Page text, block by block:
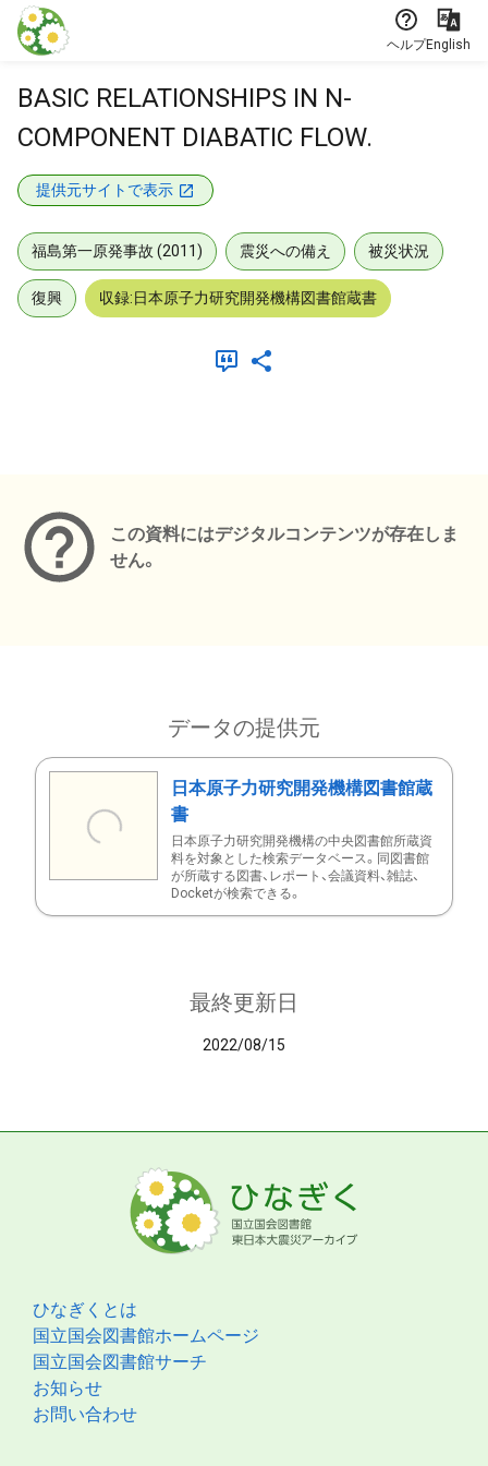
本文に飛ぶ
ヘルプEnglish
BASIC RELATIONSHIPS IN N-
COMPONENT DIABATIC FLOW.
提供元サイトで表示
福島第一原発事故 (2011) 震災への備え 被災状況
復興 収録:日本原子力研究開発機構図書館蔵書
この資料にはデジタルコンテンツが存在しま
せん。
データの提供元
日本原子力研究開発機構図書館蔵
書
日本原子力研究開発機構の中央図書館所蔵資
料を対象とした検索データベース。同図書館
が所蔵する図書、レポート、会議資料、雑誌、
Docketが検索できる。
最終更新日
2022/08/15
ひなぎくとは
国立国会図書館ホームページ
国立国会図書館サーチ
お知らせ
お問い合わせ